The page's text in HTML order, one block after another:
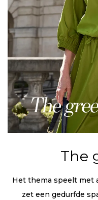
The
Het thema speelt met
zet een gedurfde